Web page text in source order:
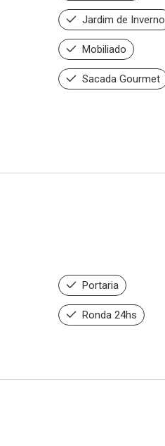
Jardim de Inverno
Mobiliado
Sacada Gourmet
Portaria
Ronda 24hs